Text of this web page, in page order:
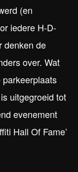
(en
iedere H-D-
denken de
over. Wat
uitgegroeid tot
evenement
Hall Of Fame’